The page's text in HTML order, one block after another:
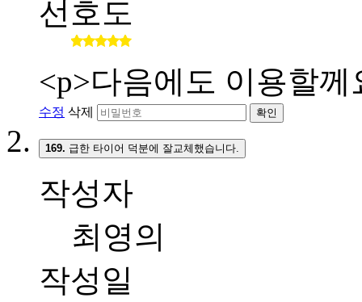
선호도
<p>다음에도 이용할께
수정 삭제 확인
169. 급한 타이어 덕분에 잘교체했습니다.
작성자
최영의
작성일